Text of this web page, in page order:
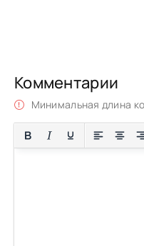
Комментарии
Минимальная длина